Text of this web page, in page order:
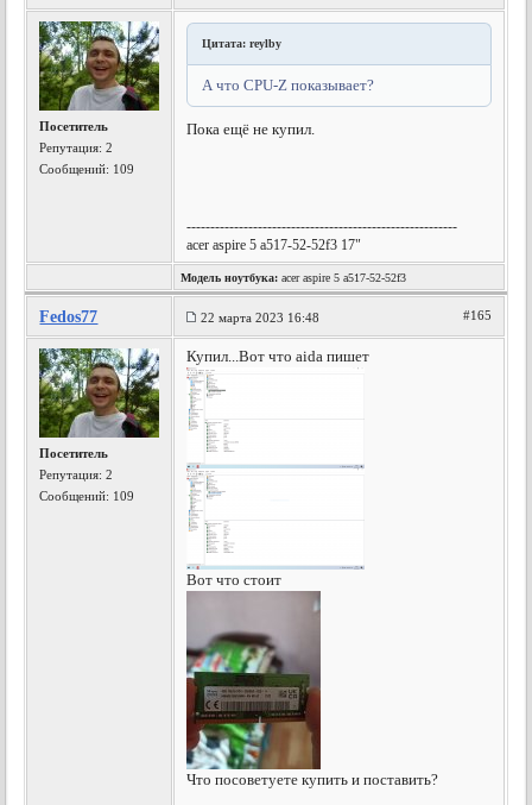
Посетитель
Репутация:2
Сообщений: 109
Цитата: reylby
А что CPU-Z показывает?
Пока ещё не купил.
---------------------------------------------------------
acer aspire 5 a517-52-52f3 17"
Модель ноутбука: acer aspire 5 a517-52-52f3
Fedos77 22 марта 2023 16:48 #165
Посетитель
Репутация:2
Сообщений: 109
Купил...Вот что aida пишет
Вот что стоит
Что посоветуете купить и поставить?